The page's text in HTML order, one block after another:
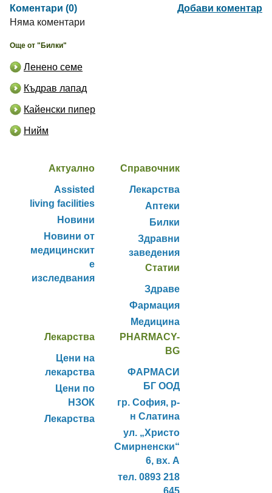
Коментари (0)
Добави коментар
Няма коментари
Още от "Билки"
Ленено семе
Къдрав лапад
Кайенски пипер
Нийм
Актуално
Assisted
living facilities
Новини
Новини от
медицинскит
е
изследвания
Справочник
Лекарства
Аптеки
Билки
Здравни
заведения
Статии
Здраве
Фармация
Медицина
Лекарства
Цени на
лекарства
Цени по
НЗОК
Лекарства
PHARMACY-
BG
ФАРМАСИ
БГ ООД
гр. София, р-
н Слатина
ул. „Христо
Смирненски“
6, вх. А
тел. 0893 218